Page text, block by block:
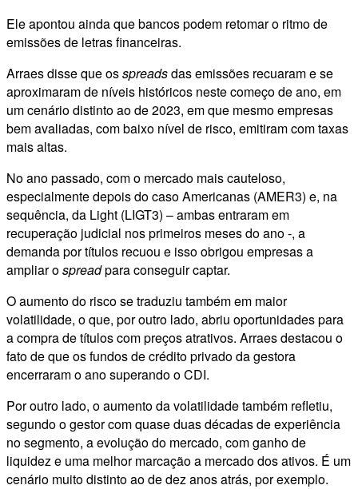
Ele apontou ainda que bancos podem retomar o ritmo de
emissões de letras financeiras.
Arraes disse que osspreadsdas emissões recuaram e se
aproximaram de níveis históricos neste começo de ano, em
um cenário distinto ao de 2023, em que mesmo empresas
bem avaliadas, com baixo nível de risco, emitiram com taxas
mais altas.
No ano passado, com o mercado mais cauteloso,
especialmente depois do caso Americanas (AMER3) e, na
sequência, da Light (LIGT3) – ambas entraram em
recuperação judicial nos primeiros meses do ano -, a
demanda por títulos recuou e isso obrigou empresas a
ampliar ospreadpara conseguir captar.
O aumento do risco se traduziu também em maior
volatilidade, o que, por outro lado, abriu oportunidades para
a compra de títulos com preços atrativos. Arraes destacou o
fato de que os fundos de crédito privado da gestora
encerraram o ano superando o CDI.
Por outro lado, o aumento da volatilidade também refletiu,
segundo o gestor com quase duas décadas de experiência
no segmento, a evolução do mercado, com ganho de
liquidez e uma melhor marcação a mercado dos ativos. É um
cenário muito distinto ao de dez anos atrás, por exemplo.